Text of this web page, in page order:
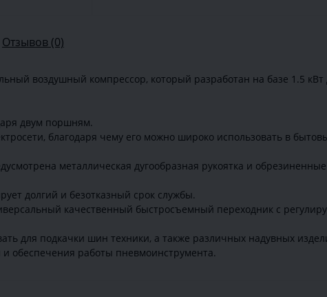
Отзывов (0)
воздушный компрессор, который разработан на базе 1.5 кВт
двум поршням.
благодаря чему его можно широко использовать в
металлическая дугообразная рукоятка и обрезиненные
долгий и безотказный срок службы.
качественный быстросъемный переходник с
для подкачки шин техники, а также различных надувных
обеспечения работы пневмоинструмента.